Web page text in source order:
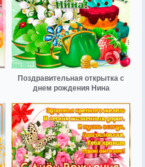
Поздравительная открытка с
днем рождения Нина